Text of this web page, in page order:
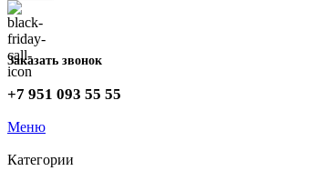
Заказать звонок
+7 951 093 55 55
Меню
Категории